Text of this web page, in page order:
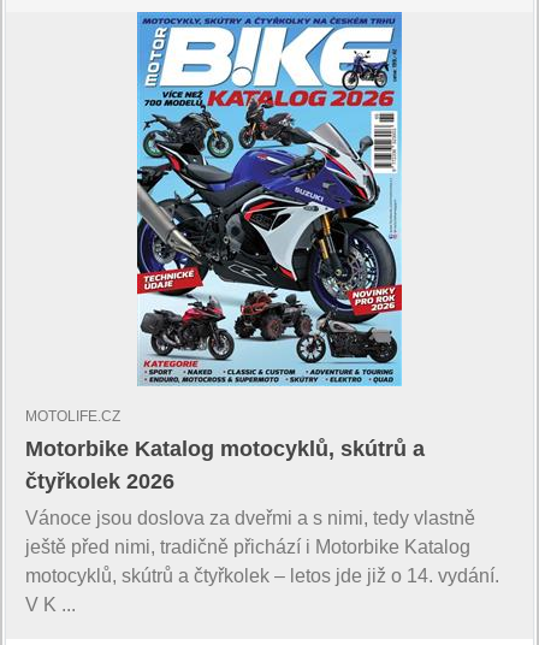
MOTOLIFE.CZ
Motorbike Katalog motocyklů, skútrů a
čtyřkolek 2026
Vánoce jsou doslova za dveřmi a s nimi, tedy vlastně
ještě před nimi, tradičně přichází i Motorbike Katalog
motocyklů, skútrů a čtyřkolek – letos jde již o 14. vydání.
V K ...